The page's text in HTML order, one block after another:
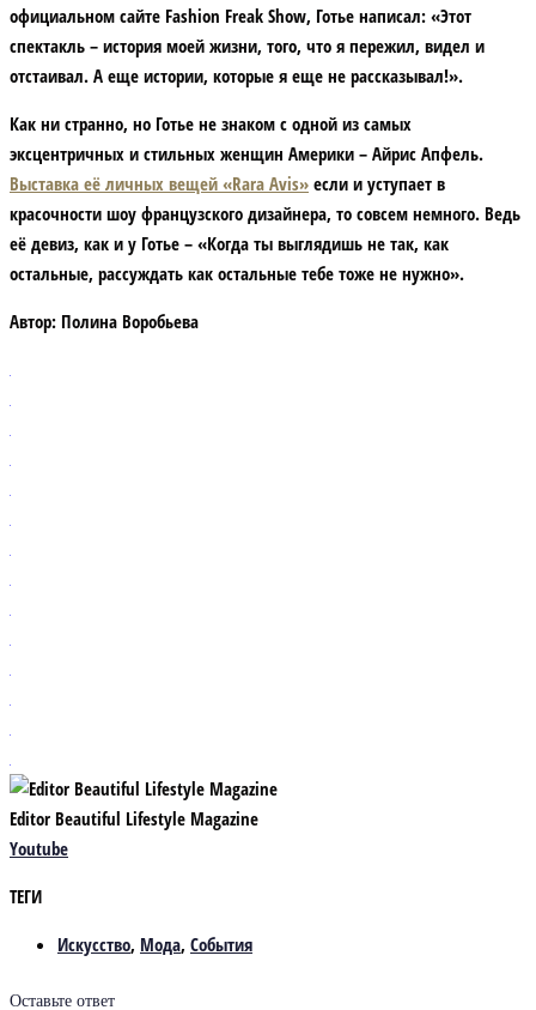
официальном сайте Fashion Freak Show, Готье написал: «Этот
спектакль – история моей жизни, того, что я пережил, видел и
отстаивал. А еще истории, которые я еще не рассказывал!».
Как ни странно, но Готье не знаком с одной из самых
эксцентричных и стильных женщин Америки – Айрис Апфель.
Выставка её личных вещей «Rara Avis» если и уступает в
красочности шоу французского дизайнера, то совсем немного. Ведь
её девиз, как и у Готье – «Когда ты выглядишь не так, как
остальные, рассуждать как остальные тебе тоже не нужно».
Автор: Полина Воробьева
Editor Beautiful Lifestyle Magazine
Youtube
ТЕГИ
Искусство, Мода, События
Оставьте ответ